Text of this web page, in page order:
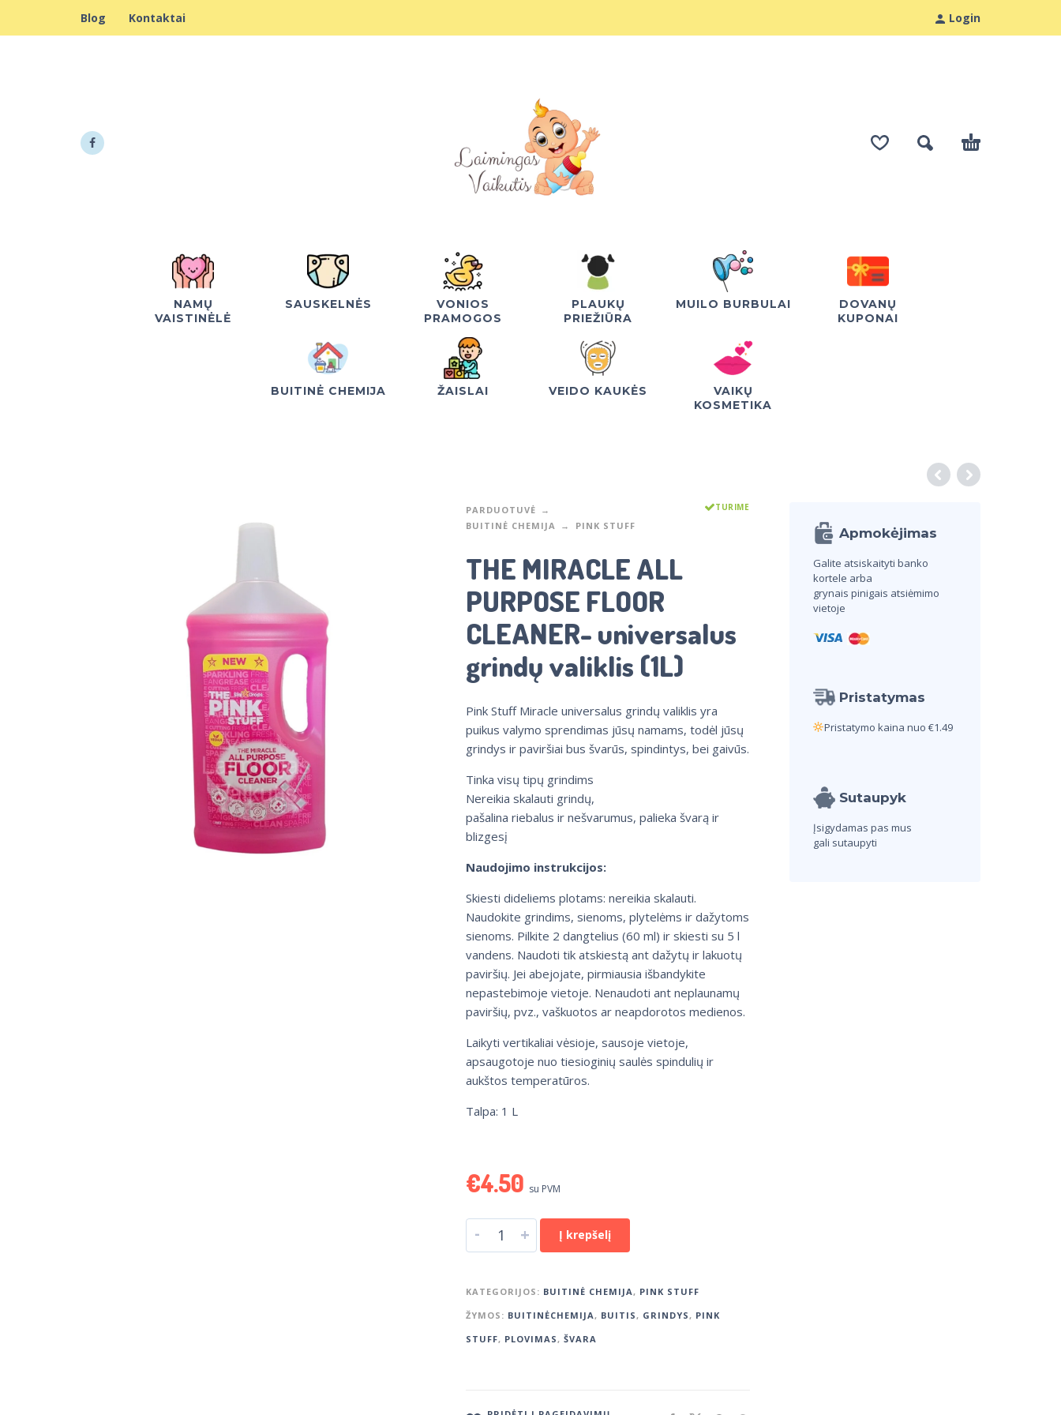
Blog Kontaktai Login
NAMŲ
VAISTINĖLĖ
SAUSKELNĖS
VONIOS
PRAMOGOS
PLAUKŲ
PRIEŽIŪRA
MUILO BURBULAI
DOVANŲ
KUPONAI
BUITINĖ CHEMIJA ŽAISLAI VEIDO KAUKĖS
VAIKŲ
KOSMETIKA
PARDUOTUVĖ
BUITINĖ CHEMIJA
PINK STUFF
TURIME
THE MIRACLE ALL
PURPOSE FLOOR
CLEANER- universalus
grindų valiklis (1L)
Pink Stuff Miracle universalus grindų valiklis yra
puikus valymo sprendimas jūsų namams, todėl jūsų
grindys ir paviršiai bus švarūs, spindintys, bei gaivūs.
Tinka visų tipų grindims
Nereikia skalauti grindų,
pašalina riebalus ir nešvarumus, palieka švarą ir
blizgesį
Naudojimo instrukcijos:
Skiesti dideliems plotams: nereikia skalauti.
Naudokite grindims, sienoms, plytelėms ir dažytoms
sienoms. Pilkite 2 dangtelius (60 ml) ir skiesti su 5 l
vandens. Naudoti tik atskiestą ant dažytų ir lakuotų
paviršių. Jei abejojate, pirmiausia išbandykite
nepastebimoje vietoje. Nenaudoti ant neplaunamų
paviršių, pvz., vaškuotos ar neapdorotos medienos.
Laikyti vertikaliai vėsioje, sausoje vietoje,
apsaugotoje nuo tiesioginių saulės spindulių ir
aukštos temperatūros.
Talpa: 1 L
€4.50 su PVM
- + Į krepšelį
KATEGORIJOS: BUITINĖ CHEMIJA, PINK STUFF
ŽYMOS: BUITINĖCHEMIJA, BUITIS, GRINDYS, PINK
STUFF, PLOVIMAS, ŠVARA
Apmokėjimas
Galite atsiskaityti banko
kortele arba
grynais pinigais atsiėmimo
vietoje
Pristatymas
Pristatymo kaina nuo €1.49
Sutaupyk
Įsigydamas pas mus
gali sutaupyti